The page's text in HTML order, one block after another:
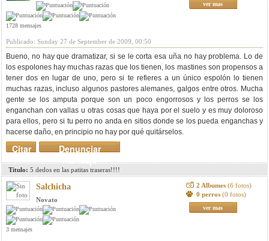
1728 mensajes
ver mas
Publicado: Sunday 27 de September de 2009, 00:50
Bueno, no hay que dramatizar, si se le corta esa uña no hay problema. Lo de
los espolones hay muchas razas que los tienen, los mastines son propensos a
tener dos en lugar de uno, pero si te refieres a un único espolón lo tienen
muchas razas, incluso algunos pastores alemanes, galgos entre otros. Mucha
gente se los amputa porque son un poco engorrosos y los perros se los
enganchan con vallas u otras cosas que haya por el suelo y es muy doloroso
para ellos, pero si tu perro no anda en sitios donde se los pueda enganchas y
hacerse daño, en principio no hay por qué quitárselos.
Denunciar
mensaje
Citar
Titulo: 5 dedos en las patitas traseras!!!!
Salchicha
Novato
3 mensajes
2 Albumes (6 fotos)
0 perros (0 fotos)
ver mas